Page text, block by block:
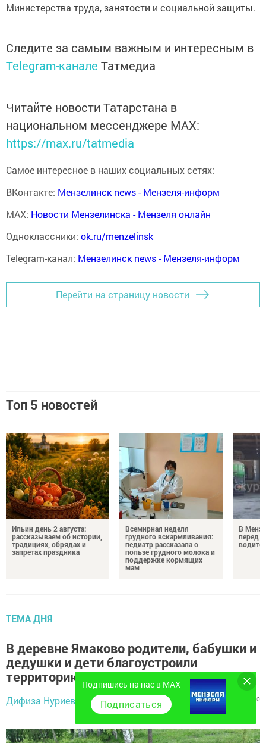
Министерства труда, занятости и социальной защиты.
Следите за самым важным и интересным в
Telegram-канале Татмедиа
Читайте новости Татарстана в
национальном мессенджере MАХ:
https://max.ru/tatmedia
Самое интересное в наших социальных сетях:
ВКонтакте: Мензелинск news - Мензеля-информ
MAX: Новости Мензелинска - Мензеля онлайн
Одноклассники: ok.ru/menzelinsk
Telegram-канал: Мензелинск news - Мензеля-информ
Перейти на страницу новости
Топ 5 новостей
Ильин день 2 августа:
рассказываем об истории,
традициях, обрядах и
запретах праздника
Всемирная неделя
грудного вскармливания:
педиатр рассказала о
пользе грудного молока и
поддержке кормящих
мам
В
перед
ТЕМА ДНЯ
В деревне Ямаково родители, бабушки и
дедушки и дети благоустроили
территорию игровой площадки
Дифиза Нуриева, 7 июня 2024 - 10:48 660 0
Подпишись на нас в MAX
Подписаться